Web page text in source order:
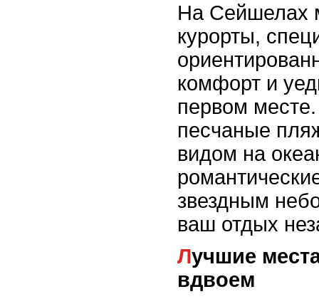
На Сейшелах
курорты,
комфорт и
первом
песчаные
видом на
звездным
ваш отдых
Лучшие места для отдыха
вдвоем